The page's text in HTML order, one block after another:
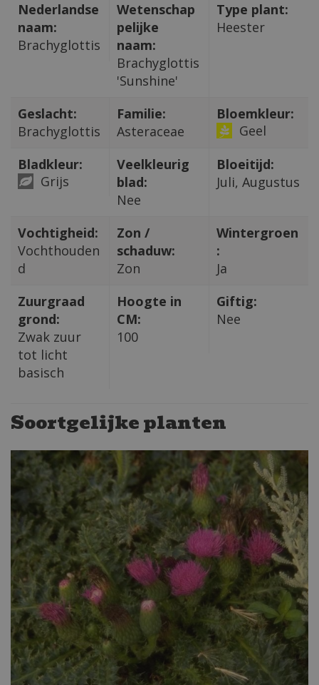
Nederlandse
naam:
Brachyglottis
Wetenschap
pelijke
naam:
Brachyglottis
'Sunshine'
Type plant:
Heester
Geslacht:
Brachyglottis
Familie:
Asteraceae
Bloemkleur:
Geel
Bladkleur:
Grijs
Veelkleurig
blad:
Nee
Bloeitijd:
Juli, Augustus
Vochtigheid:
Vochthouden
d
Zon /
schaduw:
Zon
Wintergroen
:
Ja
Zuurgraad
grond:
Zwak zuur
tot licht
basisch
Hoogte in
CM:
100
Giftig:
Nee
Soortgelijke planten